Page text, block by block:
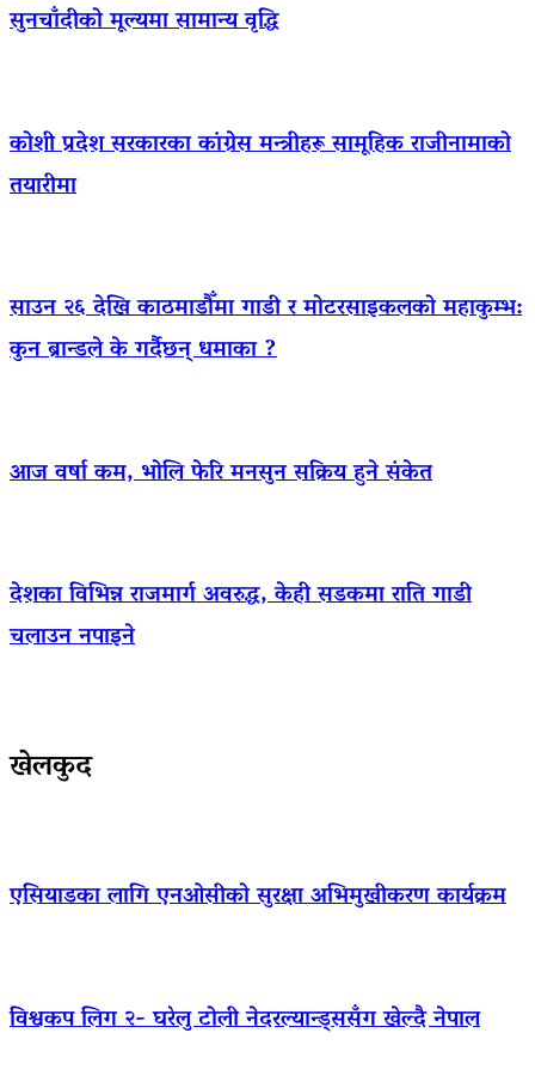
सुनचाँदीको मूल्यमा सामान्य वृद्धि
कोशी प्रदेश सरकारका कांग्रेस मन्त्रीहरू सामूहिक राजीनामाको
तयारीमा
साउन २६ देखि काठमाडौँमा गाडी र मोटरसाइकलको महाकुम्भ:
कुन ब्रान्डले के गर्दैछन् धमाका ?
आज वर्षा कम, भोलि फेरि मनसुन सक्रिय हुने संकेत
देशका विभिन्न राजमार्ग अवरुद्ध, केही सडकमा राति गाडी
चलाउन नपाइने
खेलकुद
एसियाडका लागि एनओसीको सुरक्षा अभिमुखीकरण कार्यक्रम
विश्वकप लिग २- घरेलु टोली नेदरल्यान्ड्ससँग खेल्दै नेपाल